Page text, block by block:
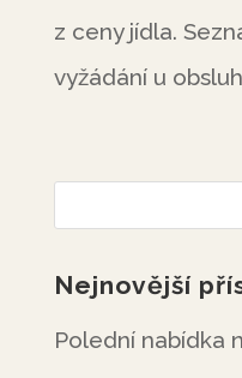
z ceny jídla.
vyžádání u
Nejnovější
Polední nabídka